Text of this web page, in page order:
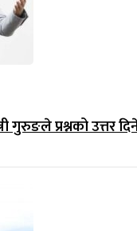
गुरुङले प्रश्नको उत्तर